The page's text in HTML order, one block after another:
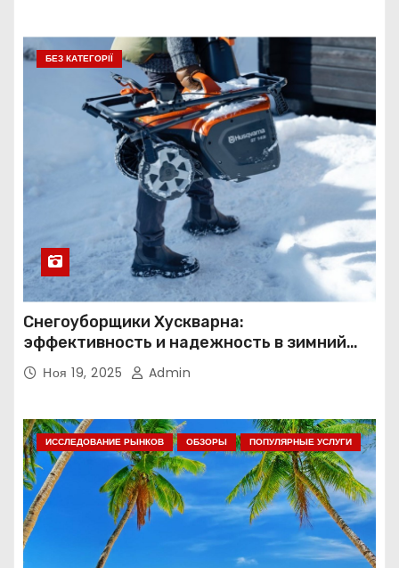
БЕЗ КАТЕГОРІЇ
Снегоуборщики Хускварна:
эффективность и надежность в зимний
период
Ноя 19, 2025 Admin
ИССЛЕДОВАНИЕ РЫНКОВ ОБЗОРЫ ПОПУЛЯРНЫЕ УСЛУГИ